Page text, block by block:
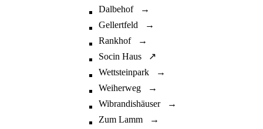
Dalbehof →
Gellertfeld →
Rankhof →
Socin Haus ↗
Wettsteinpark →
Weiherweg →
Wibrandishäuser →
Zum Lamm →